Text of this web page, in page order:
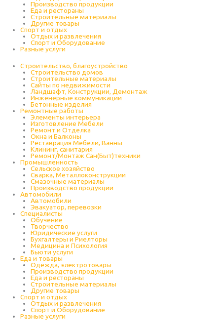
Производство продукции
Еда и рестораны
Строительные материалы
Другие товары
Спорт и отдых
Отдых и развлечения
Спорт и Оборудование
Разные услуги
Строительство, благоустройство
Строительство домов
Строительные материалы
Сайты по недвижимости
Ландшафт, Конструкции, Демонтаж
Инженерные коммуникации
Бетонные изделия
Ремонтные работы
Элементы интерьера
Изготовление Мебели
Ремонт и Отделка
Окна и Балконы
Реставрация Мебели, Ванны
Клининг, санитария
Ремонт/Монтаж Сан(Быт)техники
Промышленность
Cельское хозяйство
Сварка, Металлоконструкции
Cмазочные материалы
Производство продукции
Автомобили
Автомобили
Эвакуатор, перевозки
Специалисты
Обучение
Творчество
Юридические услуги
Бухгалтеры и Риелторы
Медицина и Психология
Бьюти услуги
Еда и товары
Одежда, электротовары
Производство продукции
Еда и рестораны
Строительные материалы
Другие товары
Спорт и отдых
Отдых и развлечения
Спорт и Оборудование
Разные услуги